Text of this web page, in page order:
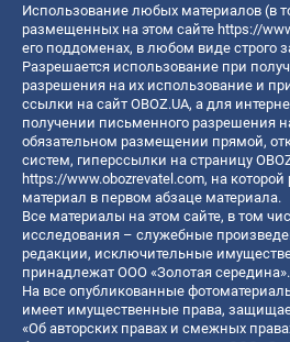
Использование любых материалов (в
размещенных на этом сайте https://
его поддоменах, в любом виде строго
Разрешается использование при
разрешения на их использование и
ссылки на сайт OBOZ.UA, а для
получении письменного разрешения
обязательном размещении прямой,
систем, гиперссылки на страницу
https://www.obozrevatel.com, на
материал в первом абзаце материала.
Все материалы на этом сайте, в том
исследования – служебные
редакции, исключительные
принадлежат ООО «Золотая середина».
На все опубликованные
имеет имущественные права,
«Об авторских правах и смежных